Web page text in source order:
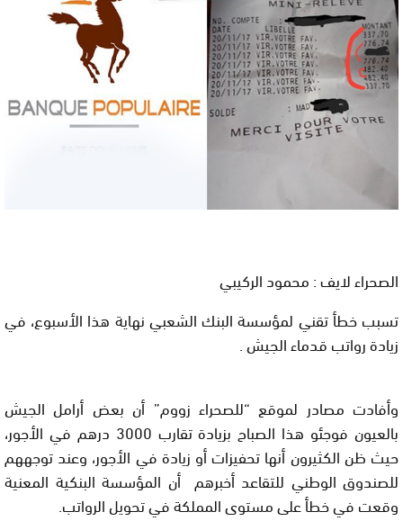
الصحراء لايف : محمود الركيبي
تسبب خطأ تقني لمؤسسة البنك الشعبي نهاية هذا الأسبوع، في
زيادة رواتب قدماء الجيش .
وأفادت مصادر لموقع “للصحراء زووم” أن بعض أرامل الجيش
بالعيون فوجئو هذا الصباح بزيادة تقارب 3000 درهم في الأجور،
حيث ظن الكثيرون أنها تحفيزات أو زيادة في الأجور، وعند توجههم
للصندوق الوطني للتقاعد أخبرهم أن المؤسسة البنكية المعنية
وقعت في خطأ على مستوى المملكة في تحويل الرواتب.